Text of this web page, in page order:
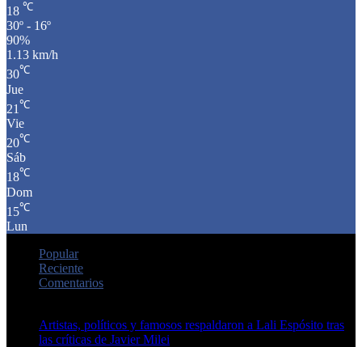
18 ℃
30º - 16º
90%
1.13 km/h
30℃
Jue
21 ℃
Vie
20℃
Sáb
18℃
Dom
15℃
Lun
Popular
Reciente
Comentarios
Artistas, políticos y famosos respaldaron a Lali Espósito tras
las críticas de Javier Milei